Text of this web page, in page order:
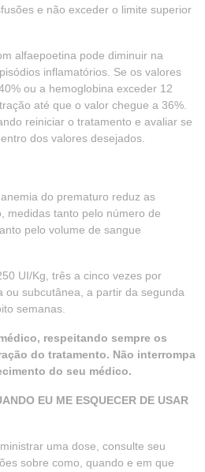
e não exceder o limite superior
alfaepoetina pode diminuir na
inflamatórios. Se os valores
ou a hemoglobina exceder 12
até que o valor chegue a 36%.
reiniciar o tratamento e avaliar se
dos valores desejados.
do prematuro reduz as
medidas tanto pelo número de
pelo volume de sangue
UI/Kg, três a cinco vezes por
ou subcutânea, a partir da segunda
semanas.
respeitando sempre os
do tratamento. Não interrompa
do seu médico.
EU ME ESQUECER DE USAR
uma dose, consulte seu
sobre como, quando e em que